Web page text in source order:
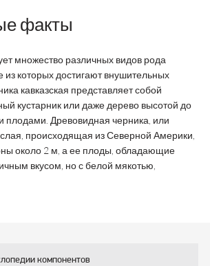
факты
множество различных видов рода
из которых достигают внушительных
кавказская представляет собой
кустарник или даже дерево высотой до
плодами. Древовидная черника, или
происходящая из Северной Америки,
около 2 м, а ее плоды, обладающие
вкусом, но с белой мякотью,
компонентов